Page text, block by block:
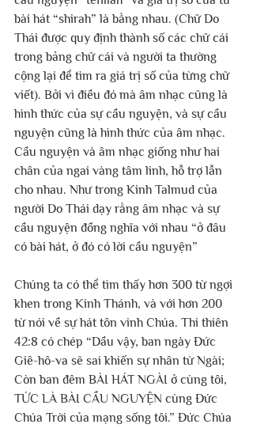
bài hát “shirah” là bằng nhau. (Chữ Do
Thái được quy định thành số các chữ cái
trong bảng chữ cái và người ta thường
cộng lại để tìm ra giá trị số của từng chữ
viết). Bởi vì điều đó mà âm nhạc cũng là
hình thức của sự cầu nguyện, và sự cầu
nguyện cũng là hình thức của âm nhạc.
Cầu nguyện và âm nhạc giống như hai
chân của ngai vàng tâm linh, hỗ trợ lẫn
cho nhau. Như trong Kinh Talmud của
người Do Thái dạy rằng âm nhạc và sự
cầu nguyện đồng nghĩa với nhau “ở đâu
có bài hát, ở đó có lời cầu nguyện”
Chúng ta có thể tìm thấy hơn 300 từ ngợi
khen trong Kinh Thánh, và với hơn 200
từ nói về sự hát tôn vinh Chúa. Thi thiên
42:8 có chép “Dầu vậy, ban ngày Đức
Giê-hô-va sẽ sai khiến sự nhân từ Ngài;
Còn ban đêm BÀI HÁT NGÀI ở cùng tôi,
TỨC LÀ BÀI CẦU NGUYỆN cùng Đức
Chúa Trời của mạng sống tôi.” Đức Chúa